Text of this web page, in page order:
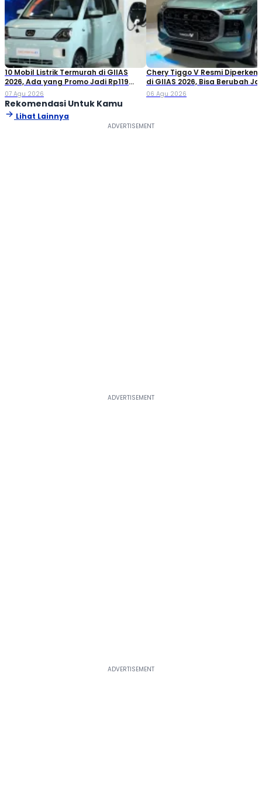
10 Mobil Listrik Termurah di GIIAS
2026, Ada yang Promo Jadi Rp119
Jutaan!
07 Agu 2026
Chery Tiggo V Resmi
di GIIAS 2026, Bisa Berubah
Double Cabin
06 Agu 2026
Rekomendasi Untuk Kamu
Lihat Lainnya